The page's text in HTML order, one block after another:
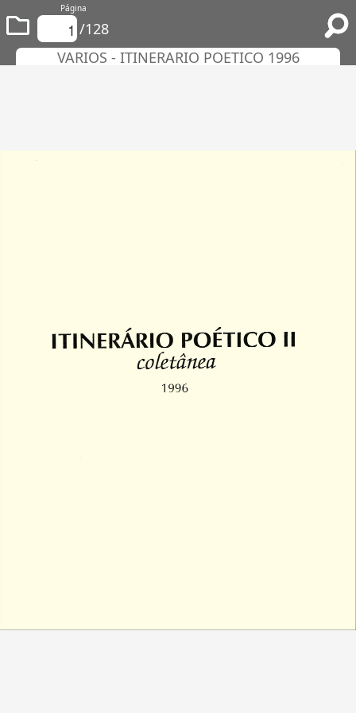
Página
/128
VARIOS - ITINERARIO POETICO 1996